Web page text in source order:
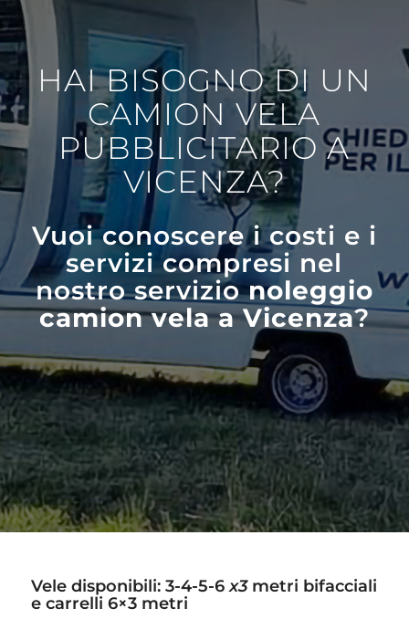
HAI BISOGNO DI UN
CAMION VELA
PUBBLICITARIO A
VICENZA?
Vuoi conoscere i costi e i
servizi compresi nel
nostro servizionoleggio
camion vela a Vicenza?
Vele disponibili: 3-4-5-6x3metri bifacciali
e carrelli 6×3 metri